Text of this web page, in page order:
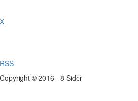
X
RSS
Copyright © 2016 - 8 Sidor